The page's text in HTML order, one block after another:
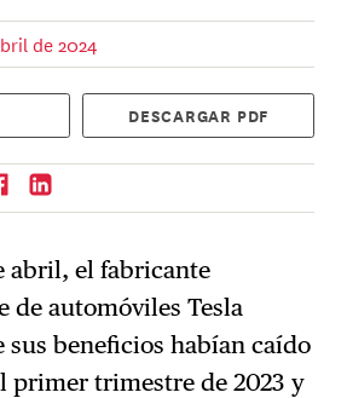
de 2024
DESCARGAR PDF
abril, el fabricante
de automóviles Tesla
sus beneficios habían caído
primer trimestre de 2023 y